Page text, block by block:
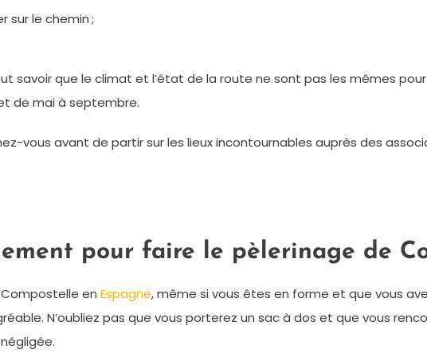
sur le chemin ;
savoir que le climat et l’état de la route ne sont pas les mêmes
de mai à septembre.
vous avant de partir sur les lieux incontournables auprès des
pour faire le pèlerinage de
en Espagne, même si vous êtes en forme et que vous
N’oubliez pas que vous porterez un sac à dos et que vous